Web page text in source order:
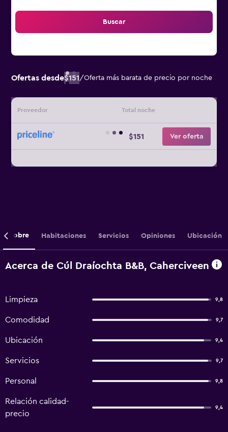
Buscar
Ofertas desde$151/Oferta más barata de precio por noche
Proveedor Total noche
$151 Ver oferta
Sobre Habitaciones Servicios Opiniones Ubicación
Acerca de Cúl Draíochta B&B, Caherciveen
Limpieza 9,8
Comodidad 9,7
Ubicación 9,4
Servicios 9,7
Personal 9,8
Relación calidad-
precio
9,4